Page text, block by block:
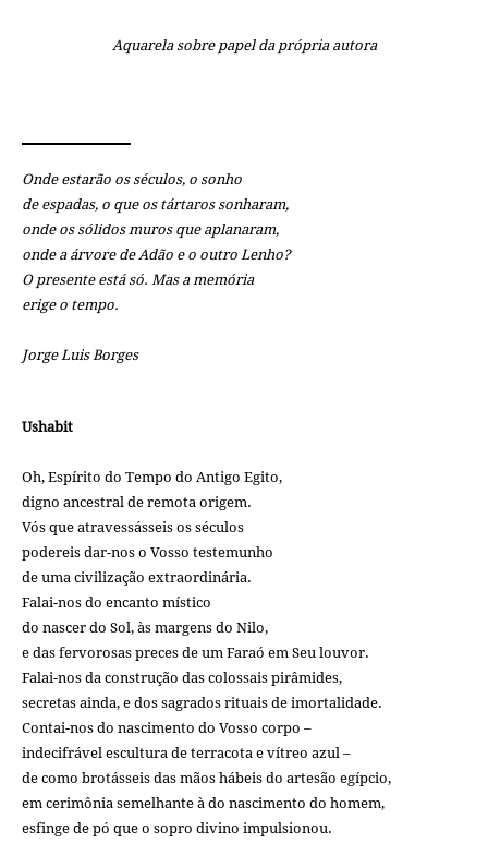
Aquarela sobre papel da própria autora
Onde estarão os séculos, o sonho
de espadas, o que os tártaros sonharam,
onde os sólidos muros que aplanaram,
onde a árvore de Adão e o outro Lenho?
O presente está só. Mas a memória
erige o tempo.
Jorge Luis Borges
Ushabit
Oh, Espírito do Tempo do Antigo Egito,
digno ancestral de remota origem.
Vós que atravessásseis os séculos
podereis dar-nos o Vosso testemunho
de uma civilização extraordinária.
Falai-nos do encanto místico
do nascer do Sol, às margens do Nilo,
e das fervorosas preces de um Faraó em Seu louvor.
Falai-nos da construção das colossais pirâmides,
secretas ainda, e dos sagrados rituais de imortalidade.
Contai-nos do nascimento do Vosso corpo –
indecifrável escultura de terracota e vítreo azul –
de como brotásseis das mãos hábeis do artesão egípcio,
em cerimônia semelhante à do nascimento do homem,
esfinge de pó que o sopro divino impulsionou.